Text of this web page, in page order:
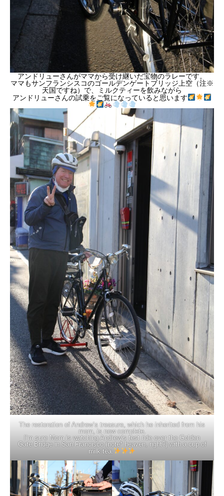
アンドリューさんがママから受け継いだ宝物のラレーです。
ママもサンフランシスコのゴールデンゲートブリッジ上空（注※
天国ですね）で、ミルクティーを飲みながら
アンドリューさんの試乗をご覧になっていると思います
The restoration of Andrew’s treasure, which he inherited from his
mom, is now complete.
I’m sure Mom is watching Andrew’s test ride over the Golden
Gate Bridge in San Francisco (note* heaven, right?) with a cup of
milk tea.